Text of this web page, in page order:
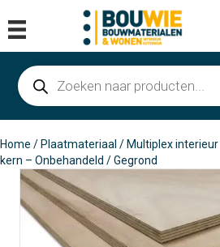
Producten
zoeken
Home / Plaatmateriaal / Multiplex interieur
kern – Onbehandeld / Gegrond